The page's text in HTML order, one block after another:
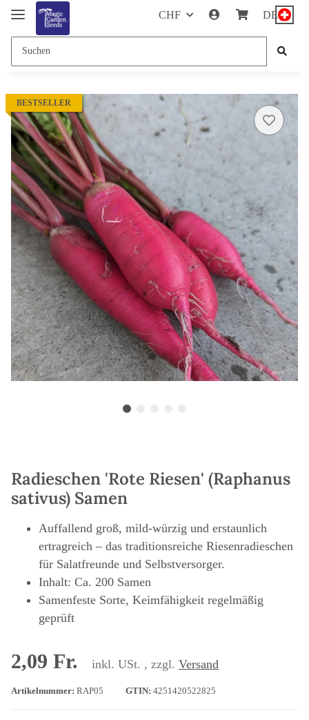
CHF DE
BESTSELLER
Radieschen 'Rote Riesen' (Raphanus
sativus) Samen
Auffallend groß, mild-würzig und erstaunlich
ertragreich – das traditionsreiche Riesenradieschen
für Salatfreunde und Selbstversorger.
Inhalt: Ca. 200 Samen
Samenfeste Sorte, Keimfähigkeit regelmäßig
geprüft
2,09 Fr. inkl. USt. , zzgl. Versand
Artikelnummer: RAP05 GTIN: 4251420522825